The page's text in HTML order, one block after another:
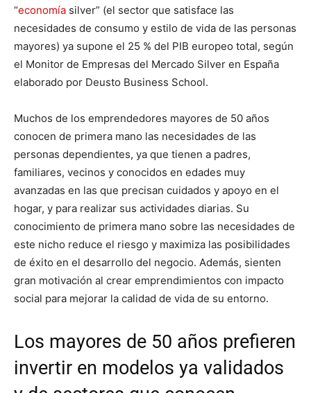
“economía silver” (el sector que satisface las
necesidades de consumo y estilo de vida de las personas
mayores) ya supone el 25 % del PIB europeo total, según
el Monitor de Empresas del Mercado Silver en España
elaborado por Deusto Business School.
Muchos de los emprendedores mayores de 50 años
conocen de primera mano las necesidades de las
personas dependientes, ya que tienen a padres,
familiares, vecinos y conocidos en edades muy
avanzadas en las que precisan cuidados y apoyo en el
hogar, y para realizar sus actividades diarias. Su
conocimiento de primera mano sobre las necesidades de
este nicho reduce el riesgo y maximiza las posibilidades
de éxito en el desarrollo del negocio. Además, sienten
gran motivación al crear emprendimientos con impacto
social para mejorar la calidad de vida de su entorno.
Los mayores de 50 años prefieren
invertir en modelos ya validados